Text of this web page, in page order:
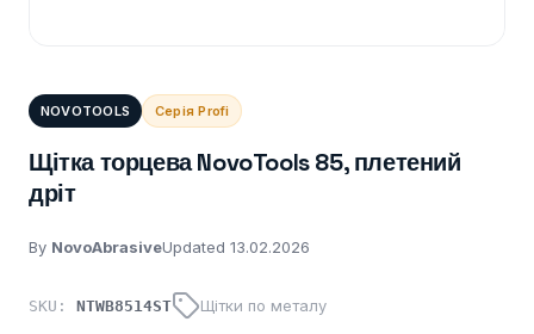
NOVOTOOLS Серія Profi
Щітка торцева NovoTools 85, плетений
дріт
By NovoAbrasiveUpdated 13.02.2026
SKU: NTWB8514ST Щітки по металу